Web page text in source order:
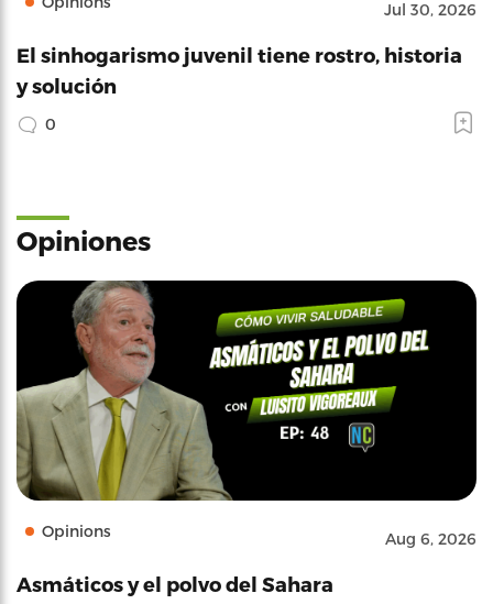
Jul 30, 2026
El sinhogarismo juvenil tiene rostro, historia
y solución
0
Opiniones
Opinions Aug 6, 2026
Asmáticos y el polvo del Sahara